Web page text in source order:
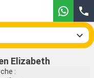
Elizabeth
: